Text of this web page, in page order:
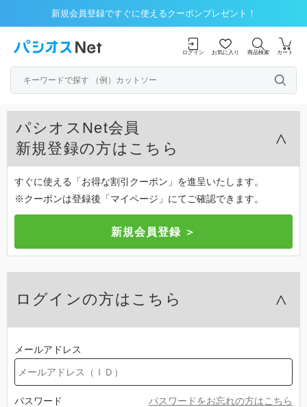
新規会員登録ですぐに使えるクーポンプレゼント！
ログイン お気に入り 商品検索 カート
パシオスNet会員
新規登録の方はこちら
すぐに使える「お得な割引クーポン」を進呈いたします。
※クーポンは登録後「マイページ」にてご確認できます。
ログインの方はこちら
メールアドレス
パスワード パスワードをお忘れの方はこちら